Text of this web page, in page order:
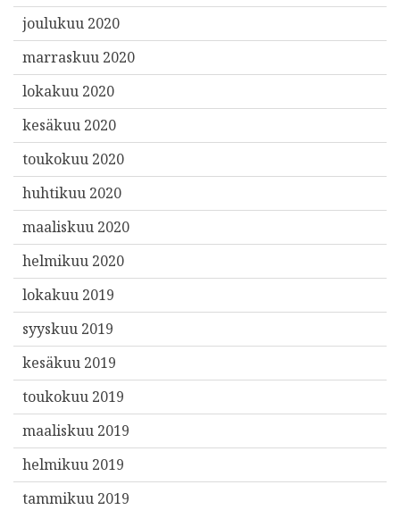
joulukuu 2020
marraskuu 2020
lokakuu 2020
kesäkuu 2020
toukokuu 2020
huhtikuu 2020
maaliskuu 2020
helmikuu 2020
lokakuu 2019
syyskuu 2019
kesäkuu 2019
toukokuu 2019
maaliskuu 2019
helmikuu 2019
tammikuu 2019